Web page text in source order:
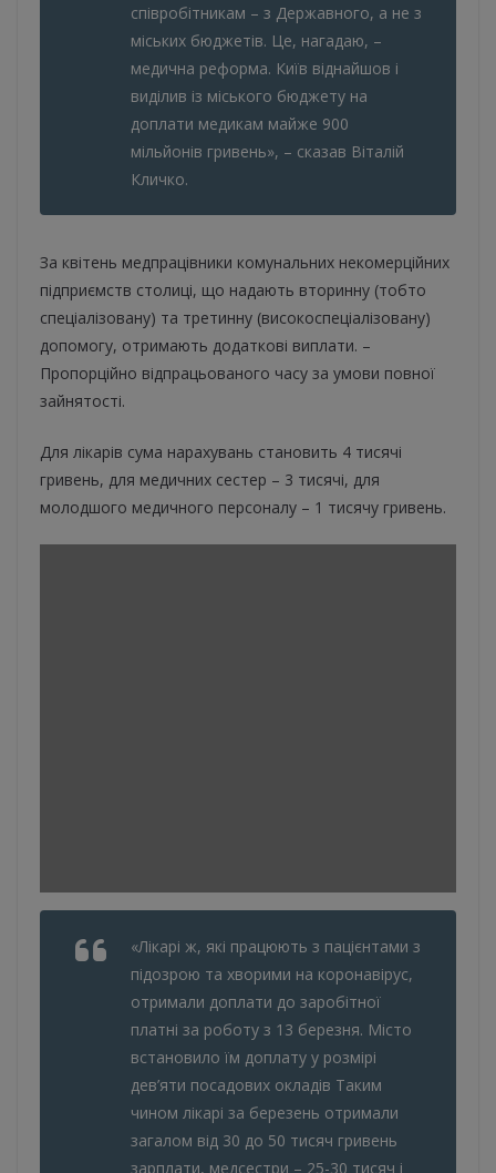
співробітникам – з Державного, а не з
міських бюджетів. Це, нагадаю, –
медична реформа. Київ віднайшов і
виділив із міського бюджету на
доплати медикам майже 900
мільйонів гривень», – сказав Віталій
Кличко.
За квітень медпрацівники комунальних некомерційних
підприємств столиці, що надають вторинну (тобто
спеціалізовану) та третинну (високоспеціалізовану)
допомогу, отримають додаткові виплати. –
Пропорційно відпрацьованого часу за умови повної
зайнятості.
Для лікарів сума нарахувань становить 4 тисячі
гривень, для медичних сестер – 3 тисячі, для
молодшого медичного персоналу – 1 тисячу гривень.
«Лікарі ж, які працюють з пацієнтами з
підозрою та хворими на коронавірус,
отримали доплати до заробітної
платні за роботу з 13 березня. Місто
встановило їм доплату у розмірі
дев’яти посадових окладів Таким
чином лікарі за березень отримали
загалом від 30 до 50 тисяч гривень
зарплати, медсестри – 25-30 тисяч і